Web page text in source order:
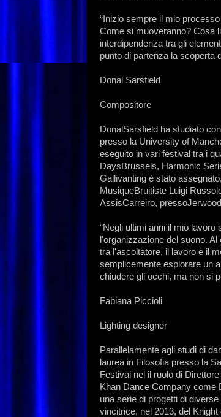
“Inizio sempre il mio
Come si muoveranno? Cosa
interdipendenza tra gli
punto di partenza la scoperta
Donal Sarsfield
Compositore
DonalSarsfield ha studiato
presso la University of
eseguito in vari festival tra i
DaysBrussels, Harmonic
Gallivanting è stato
MusiqueBruitiste Luigi
AssisCarreiro,
“Negli ultimi anni il mio
l'organizzazione del suono.
tra l'ascoltatore, il lavoro e il
semplicemente esplorare un
chiudere gli occhi, ma non si
Fabiana Piccioli
Lighting designer
Parallelamente agli studi di
laurea in Filosofia presso la
Festival nel il ruolo di
Khan Dance Company come
una serie di progetti di
vincitrice, nel 2013, del